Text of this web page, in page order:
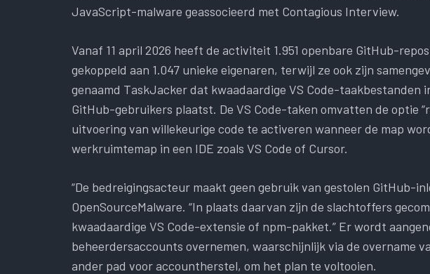
JavaScript-malware geassocieerd met Contagious Interview.
Vanaf 11 april 2026 heeft de activiteit 1.951 openbare GitHub-
gekoppeld aan 1.047 unieke eigenaren, terwijl ze ook zijn
genaamd TaskJacker dat kwaadaardige VS Code-taakbestanden
GitHub-gebruikers plaatst. De VS Code-taken omvatten de optie
uitvoering van willekeurige code te activeren wanneer de map
werkruimtemap in een IDE zoals VS Code of Cursor.
“De bedreigingsacteur maakt geen gebruik van gestolen GitHub-
OpenSourceMalware. “In plaats daarvan zijn de slachtoffers
kwaadaardige VS Code-extensie of npm-pakket.” Er wordt
beheerdersaccounts overnemen, waarschijnlijk via de overname
ander pad voor accountherstel, om het plan te voltooien.